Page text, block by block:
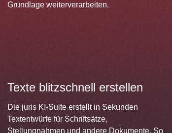
Grundlage weiterverarbeiten.
Texte blitzschnell erstellen
Die juris KI-Suite erstellt in Sekunden
Textentwürfe für Schriftsätze,
Stellungnahmen und andere Dokumente. So